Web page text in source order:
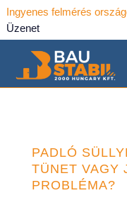
Ingyenes felmérés
Üzenet
PADLÓ
TÜNET VAGY
PROBLÉMA?